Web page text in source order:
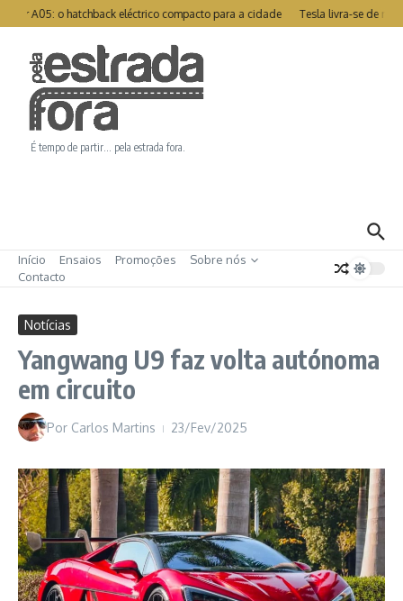
Ir para o conteúdo
A05: o hatchback eléctrico compacto para a cidade Tesla livra-se de
É tempo de partir… pela estrada fora.
Início Ensaios Promoções
Sobre nós
Contacto
Notícias
Yangwang U9 faz volta autónoma
em circuito
Por Carlos Martins 23/Fev/2025